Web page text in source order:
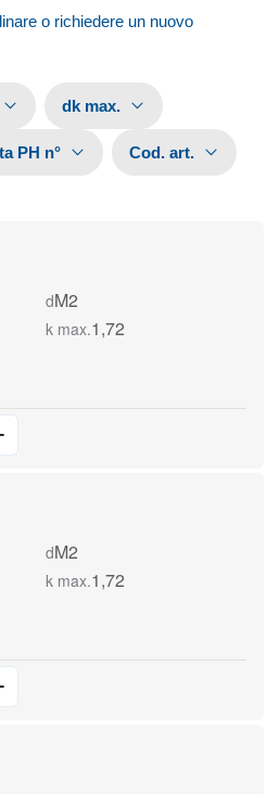
o richiedere un nuovo
dk max.
PH n° Cod. art.
dM2
k max.1,72
dM2
k max.1,72